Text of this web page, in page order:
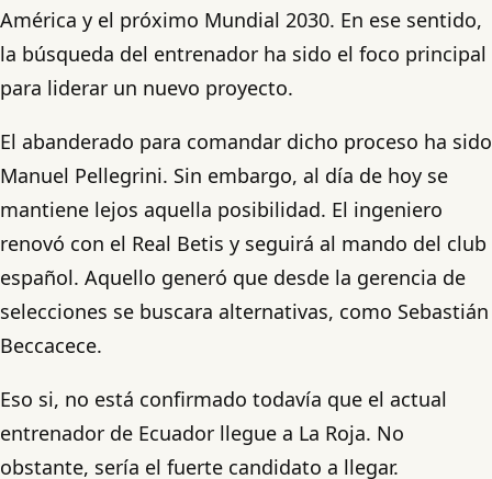
América y el próximo Mundial 2030. En ese sentido,
la búsqueda del entrenador ha sido el foco principal
para liderar un nuevo proyecto.
El abanderado para comandar dicho proceso ha sido
Manuel Pellegrini. Sin embargo, al día de hoy se
mantiene lejos aquella posibilidad. El ingeniero
renovó con el Real Betis y seguirá al mando del club
español. Aquello generó que desde la gerencia de
selecciones se buscara alternativas, como Sebastián
Beccacece.
Eso si, no está confirmado todavía que el actual
entrenador de Ecuador llegue a La Roja. No
obstante, sería el fuerte candidato a llegar.